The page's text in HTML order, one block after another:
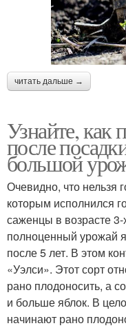
читать дальше →
Узнайте, как
после
большой
Очевидно, что нельзя
которым исполнился
саженцы в возрасте
полноценный урожай
после 5 лет. В этом
«Уэлси». Этот сорт
рано плодоносить, а
и больше яблок. В
начинают рано